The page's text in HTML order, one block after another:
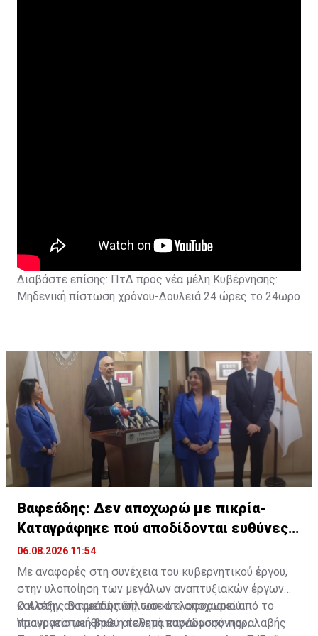
Διαβάστε επίσης: ΠτΔ προς νέα μέλη Κυβέρνησης:
Μηδενική πίστωση χρόνου-Δουλειά 24 ώρες το 24ωρο
Βαφεάδης: Δεν αποχωρώ με πικρία-
Καταγράφηκε πού αποδίδονται ευθύνες
για Takata
06.08.2026 11:54
Με αναφορές στη συνέχεια του κυβερνητικού έργου,
στην υλοποίηση των μεγάλων αναπτυξιακών έργων
και στην αντιμετώπιση του κυκλοφοριακού
πραγματοποιήθηκε η τελετή παράδοσης-παραλαβής
Ο Αλέξης Βαφεάδης δήλωσε ότι αποχωρεί από το
Υπουργείο με «βαθύ αίσθημα ευγνωμοσύνης»,